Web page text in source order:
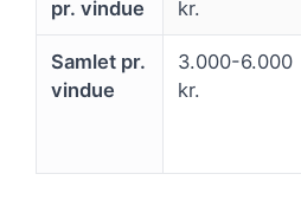
pr. vindue
kr.
Samlet pr.
vindue
3.000-6.000
kr.